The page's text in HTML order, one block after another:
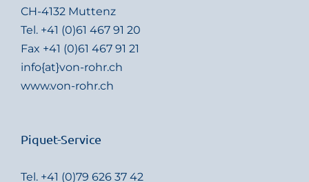
CH-4132 Muttenz
Tel. +41 (0)61 467 91 20
Fax +41 (0)61 467 91 21
info{at}von-rohr.ch
www.von-rohr.ch
Piquet-Service
Tel. +41 (0)79 626 37 42